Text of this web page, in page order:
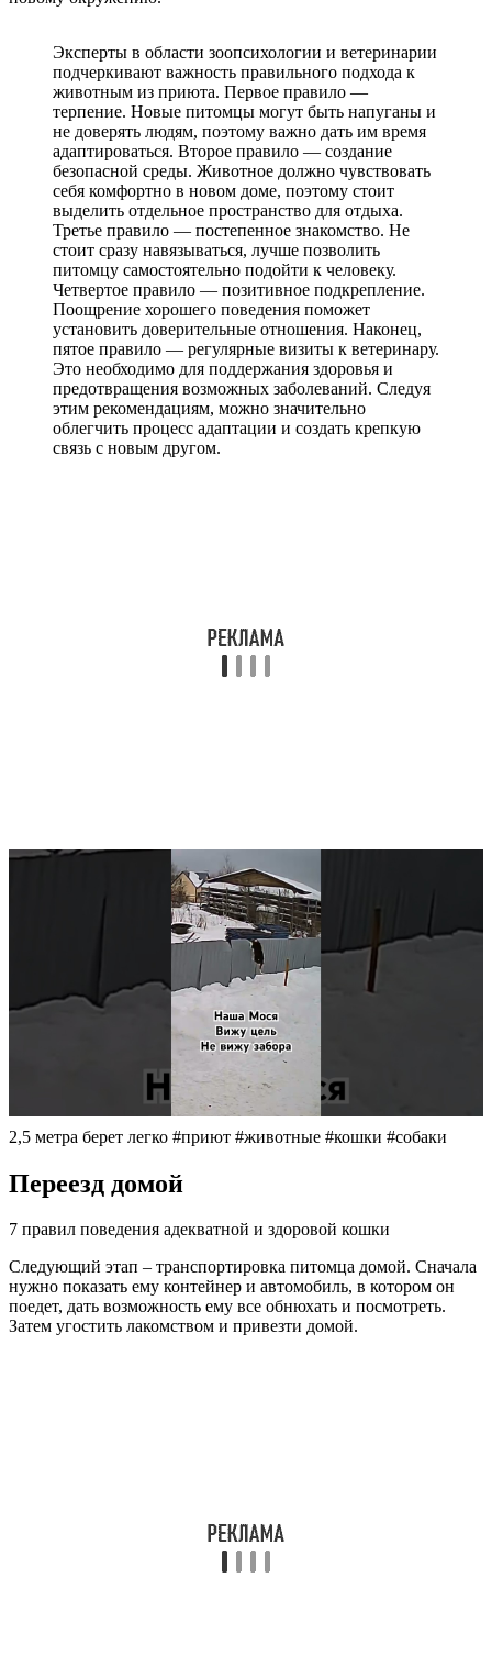
Эксперты в области зоопсихологии и ветеринарии
подчеркивают важность правильного подхода к
животным из приюта. Первое правило —
терпение. Новые питомцы могут быть напуганы и
не доверять людям, поэтому важно дать им время
адаптироваться. Второе правило — создание
безопасной среды. Животное должно чувствовать
себя комфортно в новом доме, поэтому стоит
выделить отдельное пространство для отдыха.
Третье правило — постепенное знакомство. Не
стоит сразу навязываться, лучше позволить
питомцу самостоятельно подойти к человеку.
Четвертое правило — позитивное подкрепление.
Поощрение хорошего поведения поможет
установить доверительные отношения. Наконец,
пятое правило — регулярные визиты к ветеринару.
Это необходимо для поддержания здоровья и
предотвращения возможных заболеваний. Следуя
этим рекомендациям, можно значительно
облегчить процесс адаптации и создать крепкую
связь с новым другом.
2,5 метра берет легко #приют #животные #кошки #собаки
Переезд домой
7 правил поведения адекватной и здоровой кошки
Следующий этап – транспортировка питомца домой. Сначала
нужно показать ему контейнер и автомобиль, в котором он
поедет, дать возможность ему все обнюхать и посмотреть.
Затем угостить лакомством и привезти домой.